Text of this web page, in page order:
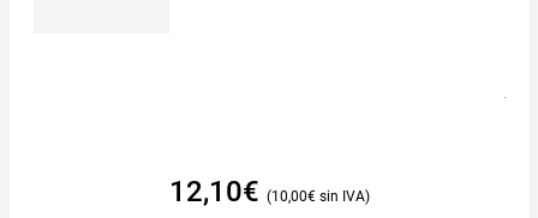
12,10€ 10,00€